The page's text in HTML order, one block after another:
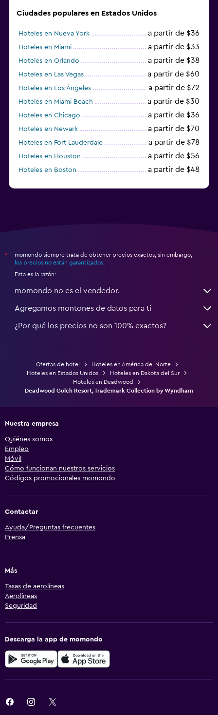
Ciudades populares en Estados Unidos
Hoteles en Nueva York a partir de $36
Hoteles en Miami a partir de $33
Hoteles en Orlando a partir de $38
Hoteles en Las Vegas a partir de $60
Hoteles en Los Ángeles a partir de $72
Hoteles en Miami Beach a partir de $30
Hoteles en Chicago a partir de $36
Hoteles en Newark a partir de $70
Hoteles en Fort Lauderdale a partir de $78
Hoteles en Houston a partir de $56
Hoteles en Boston a partir de $48
*
momondo siempre trata de obtener precios exactos, sin embargo,
los precios no están garantizados
Esta es la razón:
momondo no es el vendedor.
Agregamos montones de datos para ti
¿Por qué los precios no son 100% exactos?
Ofertas de hotel
Hoteles en América del Norte
Hoteles en Estados Unidos
Hoteles en Dakota del Sur
Hoteles en Deadwood
Deadwood Gulch Resort, Trademark Collection by Wyndham
Nuestra empresa
Quiénes somos
Empleo
Móvil
Cómo funcionan nuestros servicios
Códigos promocionales momondo
Contactar
Ayuda/Preguntas frecuentes
Prensa
Más
Tasas de aerolíneas
Aerolíneas
Seguridad
Descarga la app de momondo